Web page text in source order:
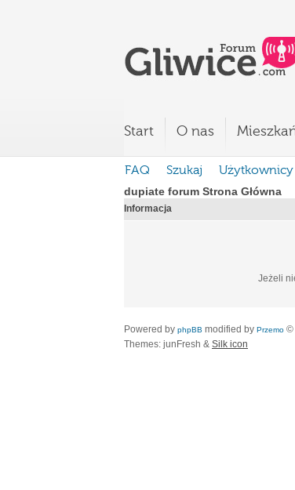
Start O nas
FAQ Szukaj Użytkownicy
dupiate forum Strona Główna
Informacja
Jeżeli
Powered by phpBB modified by Przemo ©
Themes: junFresh & Silk icon